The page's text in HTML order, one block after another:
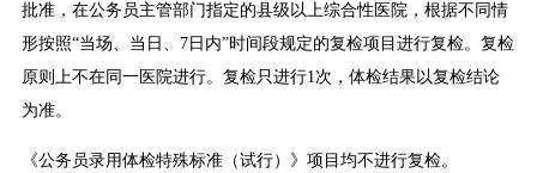
批准，在公务员主管部门指定的县级以上综合性医院，根据不同情
形按照“当场、当日、7日内”时间段规定的复检项目进行复检。复检
原则上不在同一医院进行。复检只进行1次，体检结果以复检结论
为准。
《公务员录用体检特殊标准（试行）》项目均不进行复检。